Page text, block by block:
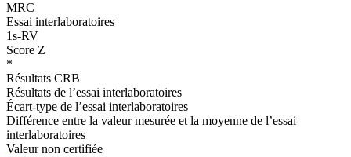
MRC
Essai interlaboratoires
1s-RV
Score Z
*
Résultats CRB
Résultats de l’essai interlaboratoires
Écart-type de l’essai interlaboratoires
Différence entre la valeur mesurée et la moyenne de l’essai
interlaboratoires
Valeur non certifiée